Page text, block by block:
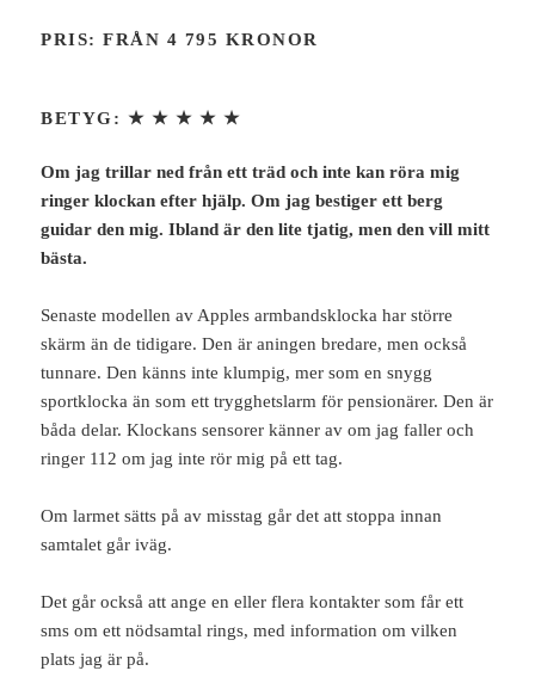
PRIS: FRÅN 4 795 KRONOR
BETYG: ★ ★ ★ ★ ★
Om jag trillar ned från ett träd och inte kan röra mig
ringer klockan efter hjälp. Om jag bestiger ett berg
guidar den mig. Ibland är den lite tjatig, men den vill mitt
bästa.
Senaste modellen av Apples armbandsklocka har större
skärm än de tidigare. Den är aningen bredare, men också
tunnare. Den känns inte klumpig, mer som en snygg
sportklocka än som ett trygghetslarm för pensionärer. Den är
båda delar. Klockans sensorer känner av om jag faller och
ringer 112 om jag inte rör mig på ett tag.
Om larmet sätts på av misstag går det att stoppa innan
samtalet går iväg.
Det går också att ange en eller flera kontakter som får ett
sms om ett nödsamtal rings, med information om vilken
plats jag är på.